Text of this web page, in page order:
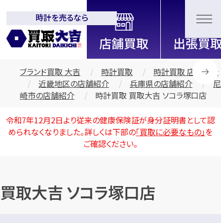
全国2200店舗以上展開中！
信頼と実績の買取専門店「買取大
吉」
時計を売るなら
ブランド買取 大吉 時計買取
時計買取 店舗紹介
近畿地区の店舗紹介
兵庫県の店舗紹介
尼
崎市の店舗紹介
時計買取 買取大吉 ソコラ塚口店
令和7年12月2日より従来の健康保険証が身分証明書として認
められなくなりました。詳しくは下部の「買取に必要なもの」を
ご確認ください。
買取大吉 ソコラ塚口店